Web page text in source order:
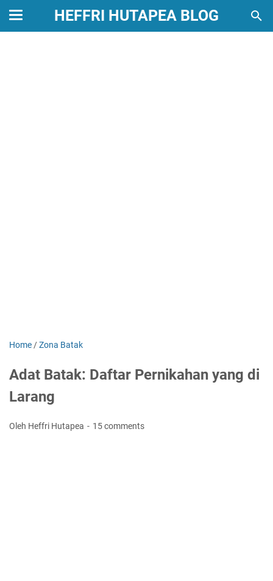
HEFFRI HUTAPEA BLOG
Home /Zona Batak
Adat Batak: Daftar Pernikahan yang di
Larang
Oleh Heffri Hutapea 15 comments